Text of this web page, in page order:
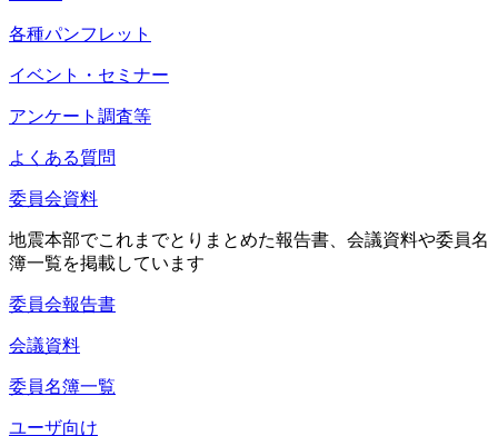
各種パンフレット
イベント・セミナー
アンケート調査等
よくある質問
委員会資料
地震本部でこれまでとりまとめた報告書、会議資料や委員名
簿一覧を掲載しています
委員会報告書
会議資料
委員名簿一覧
ユーザ向け